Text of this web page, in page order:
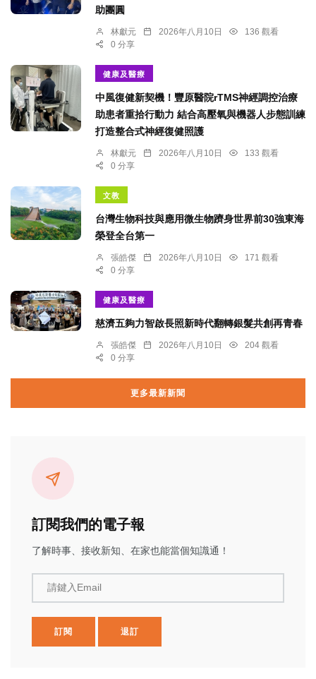
助團圓
林獻元 2026年八月10日
136 觀看
0 分享
健康及醫療
中風復健新契機！豐原醫院rTMS神經調控治療
助患者重拾行動力 結合高壓氧與機器人步態訓練
打造整合式神經復健照護
林獻元 2026年八月10日
133 觀看
0 分享
文教
台灣生物科技與應用微生物躋身世界前30強東海
榮登全台第一
張皓傑 2026年八月10日
171 觀看
0 分享
健康及醫療
慈濟五夠力智啟長照新時代翻轉銀髮共創再青春
張皓傑 2026年八月10日
204 觀看
0 分享
更多最新新聞
訂閱我們的電子報
了解時事、接收新知、在家也能當個知識通！
請鍵入Email
訂閱 退訂